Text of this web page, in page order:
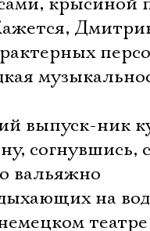
выпуск-ник
согнувшись,
вальяжно
на
театре 